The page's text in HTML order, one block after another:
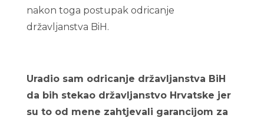
nakon toga postupak odricanje
državljanstva BiH.
Uradio sam odricanje državljanstva BiH
da bih stekao državljanstvo Hrvatske jer
su to od mene zahtjevali garancijom za